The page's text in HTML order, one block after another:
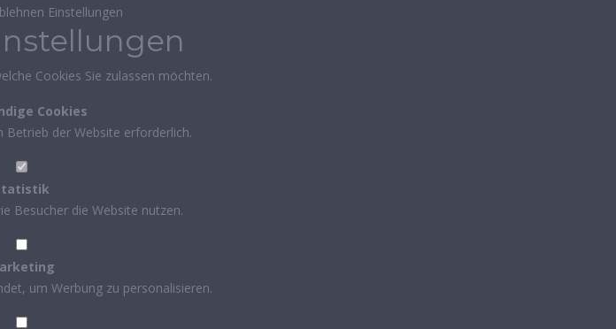
Einstellungen
Cookies Sie zulassen möchten.
Cookies
Betrieb der Website erforderlich.
Besucher die Website nutzen.
um Werbung zu personalisieren.